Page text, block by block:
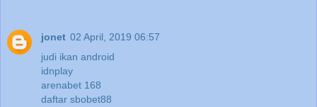
jonet 02 April, 2019 06:57
judi ikan android
idnplay
arenabet 168
daftar sbobet88